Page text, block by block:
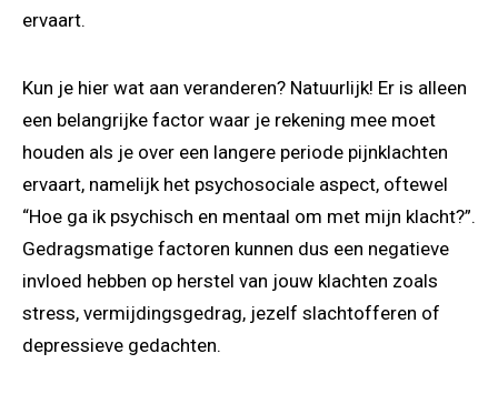
ervaart.
Kun je hier wat aan veranderen? Natuurlijk! Er is alleen
een belangrijke factor waar je rekening mee moet
houden als je over een langere periode pijnklachten
ervaart, namelijk het psychosociale aspect, oftewel
“Hoe ga ik psychisch en mentaal om met mijn klacht?”.
Gedragsmatige factoren kunnen dus een negatieve
invloed hebben op herstel van jouw klachten zoals
stress, vermijdingsgedrag, jezelf slachtofferen of
depressieve gedachten.